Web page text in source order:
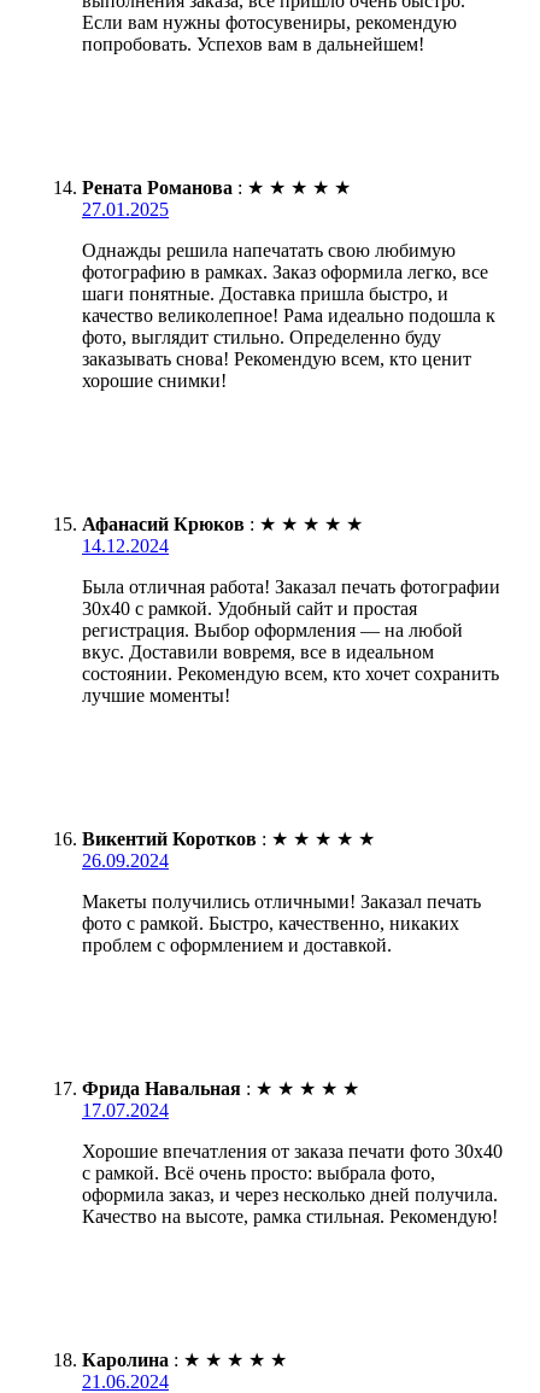
Если вам нужны фотосувениры, рекомендую
попробовать. Успехов вам в дальнейшем!
Рената Романова : ★ ★ ★ ★ ★
27.01.2025
Однажды решила напечатать свою любимую
фотографию в рамках. Заказ оформила легко, все
шаги понятные. Доставка пришла быстро, и
качество великолепное! Рама идеально подошла к
фото, выглядит стильно. Определенно буду
заказывать снова! Рекомендую всем, кто ценит
хорошие снимки!
Афанасий Крюков : ★ ★ ★ ★ ★
14.12.2024
Была отличная работа! Заказал печать фотографии
30х40 с рамкой. Удобный сайт и простая
регистрация. Выбор оформления — на любой
вкус. Доставили вовремя, все в идеальном
состоянии. Рекомендую всем, кто хочет сохранить
лучшие моменты!
Викентий Коротков : ★ ★ ★ ★ ★
26.09.2024
Макеты получились отличными! Заказал печать
фото с рамкой. Быстро, качественно, никаких
проблем с оформлением и доставкой.
Фрида Навальная : ★ ★ ★ ★ ★
17.07.2024
Хорошие впечатления от заказа печати фото 30х40
с рамкой. Всё очень просто: выбрала фото,
оформила заказ, и через несколько дней получила.
Качество на высоте, рамка стильная. Рекомендую!
Каролина : ★ ★ ★ ★ ★
21.06.2024